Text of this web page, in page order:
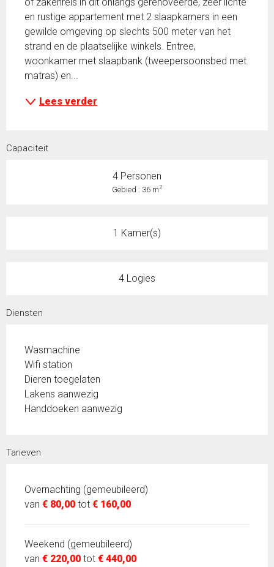
en rustige appartement met 2 slaapkamers in een
gewilde omgeving op slechts 500 meter van het
strand en de plaatselijke winkels. Entree,
woonkamer met slaapbank (tweepersoonsbed met
matras) en...
Lees verder
Capaciteit
4 Personen
Gebied : 36 m2
1 Kamer(s)
4 Logies
Diensten
Wasmachine
Wifi station
Dieren toegelaten
Lakens aanwezig
Handdoeken aanwezig
Tarieven
Overnachting (gemeubileerd)
van € 80,00 tot € 160,00
Weekend (gemeubileerd)
van € 220,00 tot € 440,00